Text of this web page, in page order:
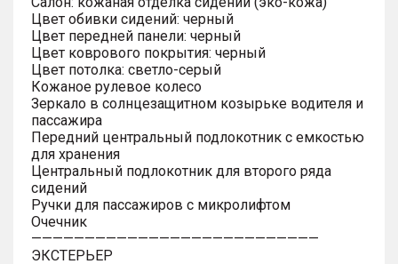
Цвет обивки сидений: черный
Цвет передней панели: черный
Цвет коврового покрытия: черный
Цвет потолка: светло-серый
Кожаное рулевое колесо
Зеркало в солнцезащитном козырьке водителя и
пассажира
Передний центральный подлокотник с емкостью
для хранения
Центральный подлокотник для второго ряда
сидений
Ручки для пассажиров с микролифтом
Очечник
———————————————————————————
ЭКСТЕРЬЕР